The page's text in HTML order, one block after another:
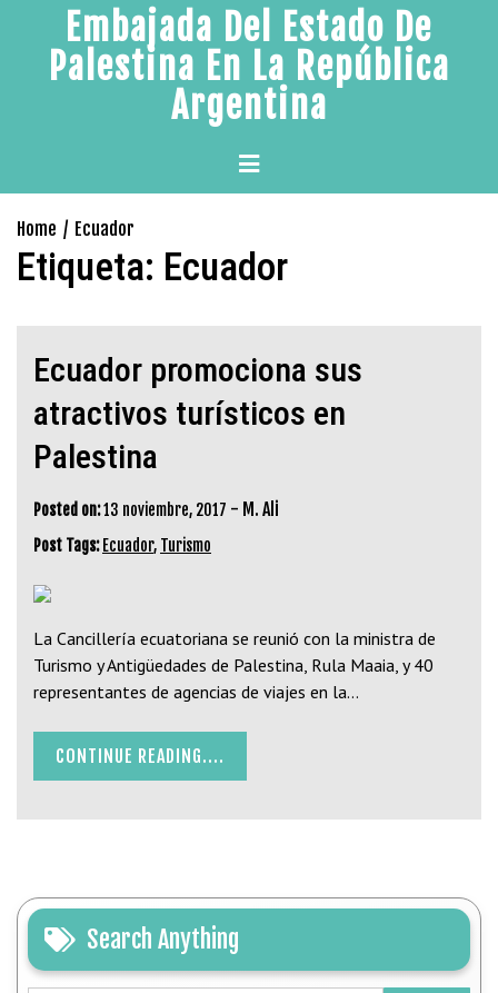
content
Embajada Del Estado De
Palestina En La República
Argentina
Primary
Menu
Home Ecuador
Etiqueta: Ecuador
Ecuador promociona sus
atractivos turísticos en
Palestina
Posted on:13 noviembre, 2017 - M. Ali
Post Tags: Ecuador, Turismo
La Cancillería ecuatoriana se reunió con la ministra de
Turismo y Antigüedades de Palestina, Rula Maaia, y 40
representantes de agencias de viajes en la…
CONTINUE READING....
Search Anything